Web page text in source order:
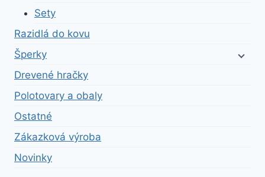
Sety
Razidlá do kovu
Šperky
Drevené hračky
Polotovary a obaly
Ostatné
Zákazková výroba
Novinky